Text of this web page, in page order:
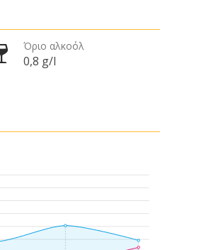
Όριο αλκοόλ
0,8 g/l